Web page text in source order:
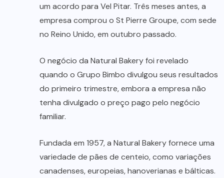
um acordo para Vel Pitar. Três meses antes, a
empresa comprou o St Pierre Groupe, com sede
no Reino Unido, em outubro passado.
O negócio da Natural Bakery foi revelado
quando o Grupo Bimbo divulgou seus resultados
do primeiro trimestre, embora a empresa não
tenha divulgado o preço pago pelo negócio
familiar.
Fundada em 1957, a Natural Bakery fornece uma
variedade de pães de centeio, como variações
canadenses, europeias, hanoverianas e bálticas.